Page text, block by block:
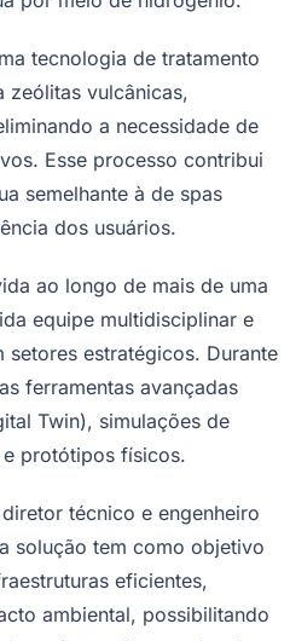
solução tem como objetivo
eficientes,
ambiental, possibilitando
surfe em diversos locais.
serviços de suporte
de expansão modular. A
escalável e adaptável,
de alto desempenho
familiares.
alinhado a tendências
e otimização energética, ao
verde como fonte de
operacional permite
voltados ao lazer, à prática
em diferentes